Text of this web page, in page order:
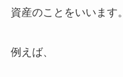
資産のことをいいます。
例えば、